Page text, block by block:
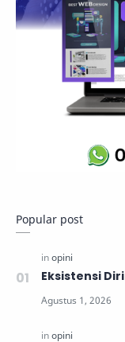
Popular post
Eksistensi Diri